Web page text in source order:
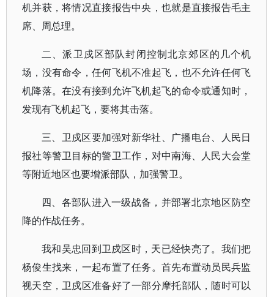
机并获，将情况直接报告中央，也就是直接报告毛主
席、周总理。
二、派卫戍区部队封闭控制北京郊区的几个机
场，没有命令，任何飞机不准起飞，也不允许任何飞
机降落。在没有接到允许飞机起飞的命令或通知时，
发现有飞机起飞，要将其击落。
三、卫戍区要加强对新华社、广播电台、人民日
报社等警卫目标的警卫工作，对中南海、人民大会堂
等附近地区也要增派部队，加强警卫。
四、各部队进入一级战备，并部署北京地区防空
降的作战任务。
我和吴忠回到卫戍区时，天已经快亮了。我们把
杨俊生找来，一起布置了任务。首先布置动员民兵监
视天空，卫戍区准备好了一部分摩托部队，随时可以